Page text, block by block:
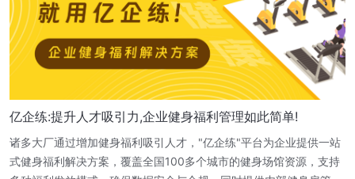
亿企练:提升人才吸引力,企业健身福利管理如此简单!
诸多大厂通过增加健身福利吸引人才，"亿企练"平台为企业提供一站
式健身福利解决方案，覆盖全国100多个城市的健身场馆资源，支持